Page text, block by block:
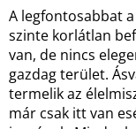
A legfontosabbat
szinte korlátlan
van, de nincs
gazdag terület.
termelik az
már csak itt van